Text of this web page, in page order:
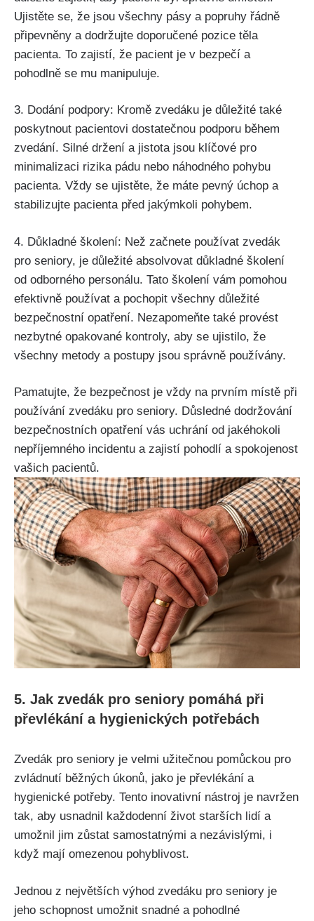
Ujistěte se, že jsou všechny pásy a popruhy řádně
připevněny a dodržujte doporučené pozice těla
pacienta. To zajistí, že pacient je v bezpečí a
pohodlně se mu manipuluje.
3. Dodání podpory: Kromě zvedáku je důležité také
poskytnout pacientovi dostatečnou podporu během
zvedání. Silné držení a jistota jsou klíčové pro
minimalizaci rizika pádu nebo náhodného pohybu
pacienta. Vždy se ujistěte, že máte pevný úchop a
stabilizujte pacienta před jakýmkoli pohybem.
4. Důkladné školení: Než začnete používat zvedák
pro seniory, je důležité absolvovat důkladné školení
od odborného personálu. Tato školení vám pomohou
efektivně používat a pochopit všechny důležité
bezpečnostní opatření. Nezapomeňte také provést
nezbytné opakované kontroly, aby se ujistilo, že
všechny metody a postupy jsou správně používány.
Pamatujte, že bezpečnost je vždy na prvním místě při
používání zvedáku pro seniory. Důsledné dodržování
bezpečnostních opatření vás uchrání od jakéhokoli
nepříjemného incidentu a zajistí pohodlí a spokojenost
vašich pacientů.
5. Jak zvedák pro seniory pomáhá při
převlékání a hygienických potřebách
Zvedák pro seniory je velmi užitečnou pomůckou pro
zvládnutí běžných úkonů, jako je převlékání a
hygienické potřeby. Tento inovativní nástroj je navržen
tak, aby usnadnil každodenní život starších lidí a
umožnil jim zůstat samostatnými a nezávislými, i
když mají omezenou pohyblivost.
Jednou z největších výhod zvedáku pro seniory je
jeho schopnost umožnit snadné a pohodlné